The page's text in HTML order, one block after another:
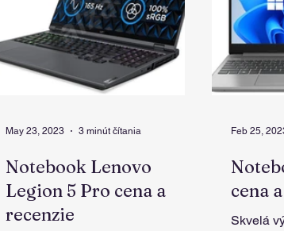
Notebook Lenovo
Legion 5 Pro cena a
recenzie
May 23, 2023 3 minút čítania
cena
Skvelá
Feb 25,